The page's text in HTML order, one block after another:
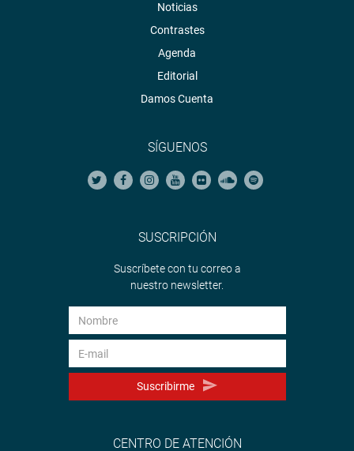
Noticias
Contrastes
Agenda
Editorial
Damos Cuenta
SÍGUENOS
SUSCRIPCIÓN
Suscríbete con tu correo a
nuestro newsletter.
Suscribirme
CENTRO DE ATENCIÓN